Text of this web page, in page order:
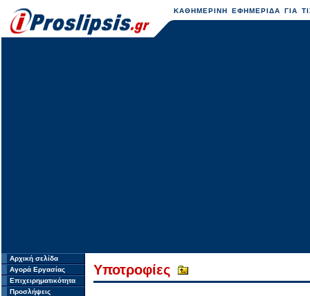
ΚΑΘΗΜΕΡΙΝΗ ΕΦΗΜΕΡΙΔΑ ΓΙΑ
Αρχική σελίδα
Αγορά Εργασίας
Επιχειρηματικότητα
Προσλήψεις
Υποτροφίες